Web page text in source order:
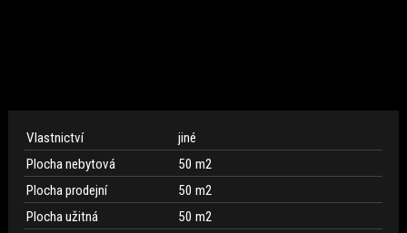
Vlastnictví
jiné
Plocha nebytová
50 m2
Plocha prodejní
50 m2
Plocha užitná
50 m2